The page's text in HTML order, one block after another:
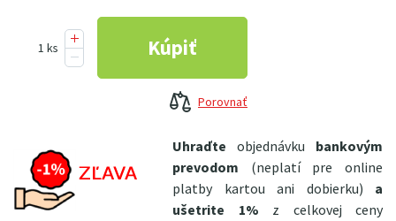
Uhraďte objednávku bankovým
prevodom (neplatí pre online
platby kartou ani dobierku) a
ušetrite 1% z celkovej ceny
Porovnať